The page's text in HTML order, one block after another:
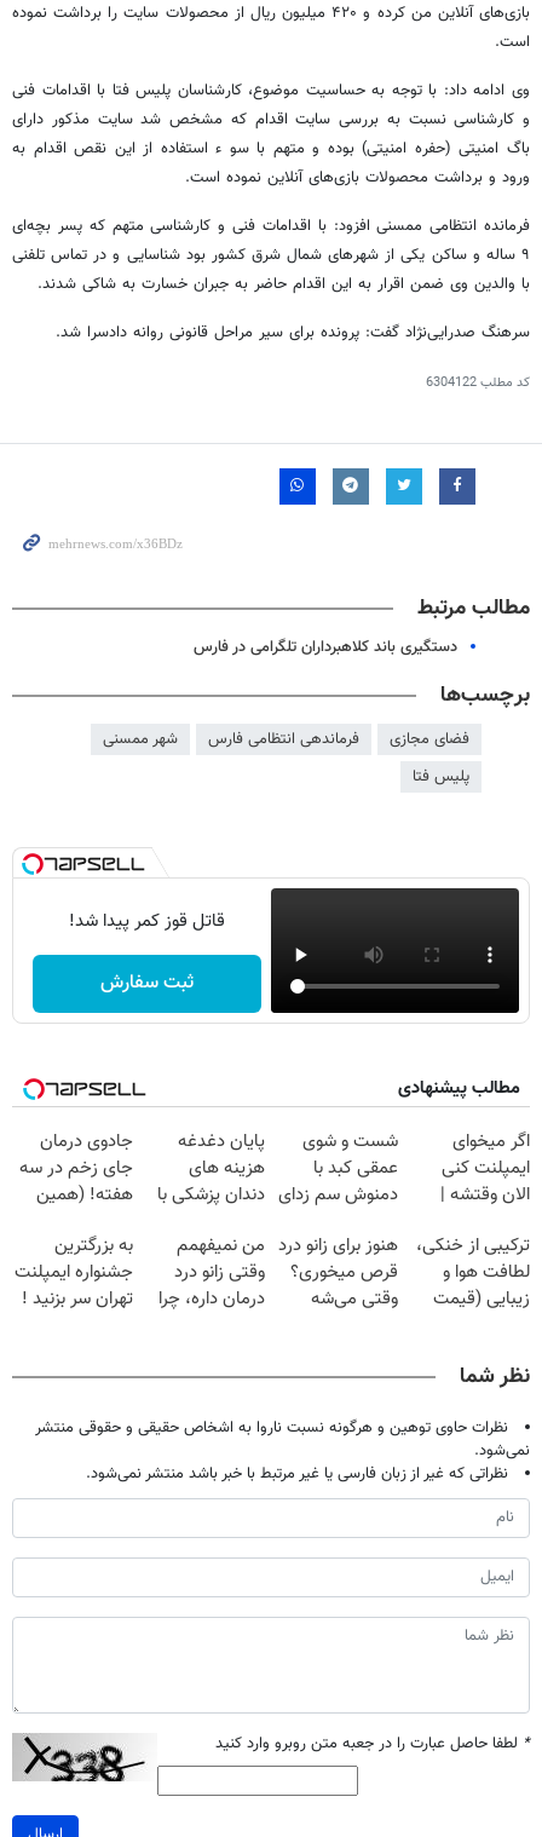
بازی‌های آنلاین من کرده و ۴۲۰ میلیون ریال از محصولات سایت را برداشت نموده
است.
وی ادامه داد: با توجه به حساسیت موضوع، کارشناسان پلیس فتا با اقدامات فنی
و کارشناسی نسبت به بررسی سایت اقدام که مشخص شد سایت مذکور دارای
باگ امنیتی (حفره امنیتی) بوده و متهم با سو ءاستفاده از این نقص اقدام به
ورود و برداشت محصولات بازی‌های آنلاین نموده است.
فرمانده انتظامی ممسنیافزود: با اقدامات فنی و کارشناسی متهم که پسر بچه‌ای
۹ ساله و ساکن یکی از شهرهای شمال شرق کشور بود شناسایی و در تماس تلفنی
با والدین وی ضمن اقرار به این اقدام حاضر به جبران خسارت به شاکی شدند.
سرهنگ صدرایی‌نژاد گفت: پرونده برای سیر مراحل قانونی روانه دادسرا شد.
کد مطلب6304122
مطالب مرتبط
دستگیری باند کلاهبرداران تلگرامی در فارس
برچسب‌ها
فضای مجازی فرماندهی انتظامی فارس
شهر ممسنی
پلیس فتا
قاتل قوز کمر پیدا شد!
ثبت سفارش
مطالب پیشنهادی
اگر میخوای
ایمپلنت کنی
الان وقتشه |
میلیون تومان!!!
شست و شوی
عمقی کبد با
دمنوش سم زدای
پایان دغدغه
هزینه های
دندان پزشکی با
خانگی
جادوی درمان
جای زخم در سه
هفته! (همین
صحبت کنید)
ترکیبی از خنکی،
لطافت هوا و
زیبایی (قیمت
هنوز برای زانو درد
قرص میخوری؟
وقتی می‌شه
من نمیفهمم
وقتی زانو درد
درمان داره، چرا
به بزرگترین
جشنواره ایمپلنت
تهران سر بزنید !
نظر شما
نظرات حاوی توهین و هرگونه نسبت ناروا به اشخاص حقیقی و حقوقی منتشر
نمی‌شود.
نظراتی که غیر از زبان فارسی یا غیر مرتبط با خبر باشد منتشر نمی‌شود.
* لطفا حاصل عبارت را در جعبه متن روبرو وارد کنید